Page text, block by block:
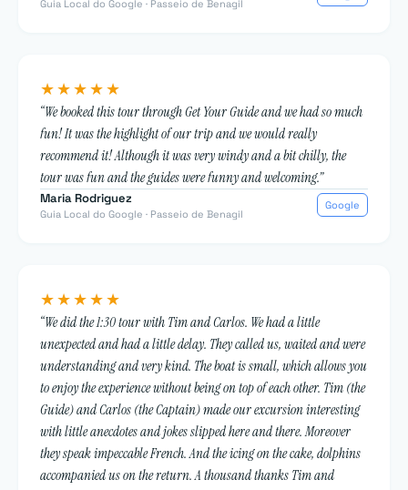
Guia Local do Google · Passeio de Benagil
★★★★★
“We booked this tour through Get Your Guide and we had so much
fun! It was the highlight of our trip and we would really
recommend it! Although it was very windy and a bit chilly, the
tour was fun and the guides were funny and welcoming.”
Maria Rodriguez
Guia Local do Google · Passeio de Benagil
Google
★★★★★
“We did the 1:30 tour with Tim and Carlos. We had a little
unexpected and had a little delay. They called us, waited and were
understanding and very kind. The boat is small, which allows you
to enjoy the experience without being on top of each other. Tim (the
Guide) and Carlos (the Captain) made our excursion interesting
with little anecdotes and jokes slipped here and there. Moreover
they speak impeccable French. And the icing on the cake, dolphins
accompanied us on the return. A thousand thanks Tim and